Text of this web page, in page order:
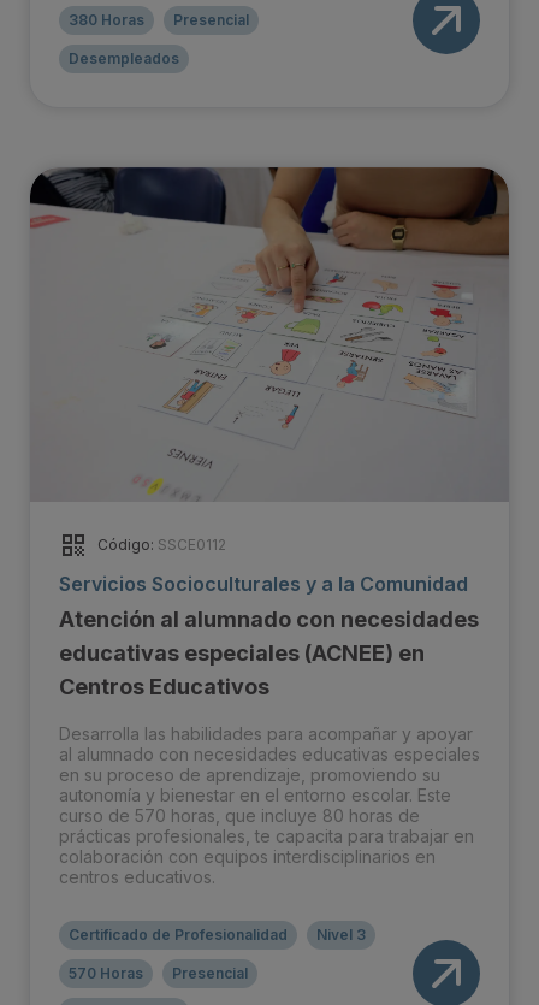
380 Horas Presencial
Desempleados
Código: SSCE0112
Servicios Socioculturales y a la Comunidad
Atención al alumnado con necesidades
educativas especiales (ACNEE) en
Centros Educativos
Desarrolla las habilidades para acompañar y apoyar
al alumnado con necesidades educativas especiales
en su proceso de aprendizaje, promoviendo su
autonomía y bienestar en el entorno escolar. Este
curso de 570 horas, que incluye 80 horas de
prácticas profesionales, te capacita para trabajar en
colaboración con equipos interdisciplinarios en
centros educativos.
Certificado de Profesionalidad Nivel 3
570 Horas Presencial